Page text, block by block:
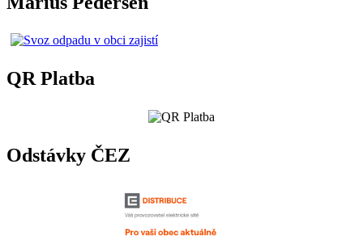
QR Platba
Odstávky ČEZ